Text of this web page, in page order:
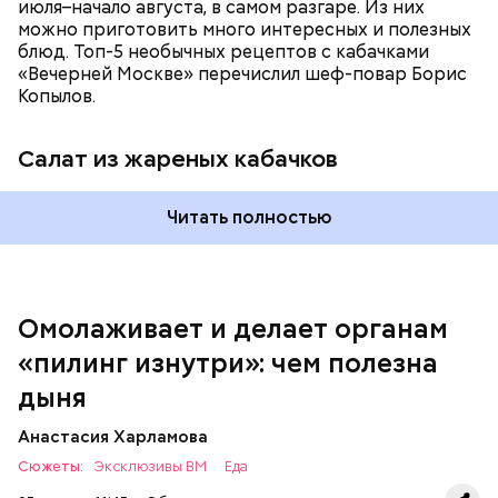
июля–начало августа, в самом разгаре. Из них
можно приготовить много интересных и полезных
блюд. Топ-5 необычных рецептов с кабачками
«Вечерней Москве» перечислил шеф-повар Борис
Копылов.
Салат из жареных кабачков
Читать полностью
Омолаживает и делает органам
«пилинг изнутри»: чем полезна
дыня
Анастасия Харламова
Сюжеты: Эксклюзивы ВМ
Еда
кремний — укрепляет кости, зубы, волосы и
ногти и оказывает омолаживающее действие;
клетчатка — достаточно нежная и забирает
излишки холестерина, сахара и соли тяжелых
фолиевая кислота (в большом количестве) —
она необходима беременным женщинам,
чтобы формировалась нервная трубка у
плода. Также ее рекомендуют принимать для
— В момент стресса он держит сосуды под
контролем и контролирует более 300 реакций
нашего организма. Также положительно влияет на
Вред дыни
А врач-эндокринолог Алексей Калинчев рассказал,
что существует множество блюд, где используют